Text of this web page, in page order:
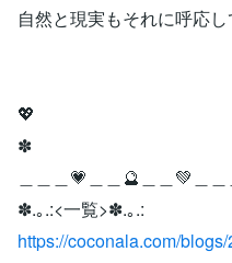
自然と現実もそれに呼応し
💖
✽
＿＿＿💗＿＿🔮＿＿💚＿＿＿
✽.｡.:<一覧>✽.｡.:
https://coconala.com/